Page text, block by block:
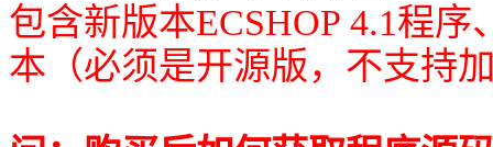
包含新版本ECSHOP 4.1程
本（必须是开源版，不支持